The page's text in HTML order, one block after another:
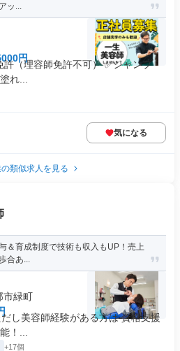
ッ...
円
（理容師免許不可） ✅シャンプ
れ...
気になる
類似求人を見る
＆育成制度で技術も収入もUP！売上
合あ...
市緑町
し美容師経験がある方は 資格支援
！...
+17個